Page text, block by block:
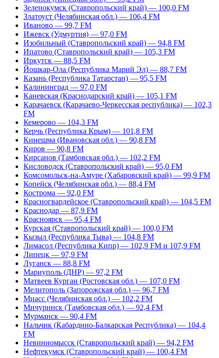
Зеленокумск (Ставропольский край) — 100,0 FM
Златоуст (Челябинская обл.) — 106,4 FM
Иваново — 99,7 FM
Ижевск (Удмуртия) — 97,0 FM
Изобильный (Ставропольский край) — 94,8 FM
Ипатово (Ставропольский край) — 105,3 FM
Иркутск — 88,5 FM
Йошкар-Ола (Республика Марий Эл) — 88,7 FM
Казань (Республика Татарстан) — 95,5 FM
Калининград — 97,0 FM
Каневская (Краснодарский край) — 105,1 FM
Карачаевск (Карачаево-Черкесская республика) — 102,3
FM
Кемерово — 104,3 FM
Керчь (Республика Крым) — 101,8 FM
Кинешма (Ивановская обл.) — 90,8 FM
Киров — 90,8 FM
Кирсанов (Тамбовская обл.) — 102,2 FM
Кисловодск (Ставропольский край) — 95,0 FM
Комсомольск-на-Амуре (Хабаровский край) — 99,9 FM
Копейск (Челябинская обл.) — 88,4 FM
Кострома — 92,0 FM
Красногвардейское (Ставропольский край) — 104,5 FM
Краснодар — 87,9 FM
Красноярск — 95,4 FM
Курская (Ставропольский край) — 100,0 FM
Кызыл (Республика Тыва) — 104,8 FM
Лимасол (Республика Кипр) — 102,9 FM и 107,9 FM
Липецк — 97,9 FM
Луганск — 88,8 FM
Мариуполь (ДНР) — 97,2 FM
Матвеев Курган (Ростовская обл.) — 107,0 FM
Мелитополь (Запорожская обл.) — 96,7 FM
Миасс (Челябинская обл.) — 102,2 FM
Мичуринск (Тамбовская обл.) — 92,4 FM
Мурманск — 90,4 FM
Нальчик (Кабардино-Балкарская Республика) — 104,4
FM
Невинномысск (Ставропольский край) — 94,2 FM
Нефтекумск (Ставропольский край) — 100,4 FM